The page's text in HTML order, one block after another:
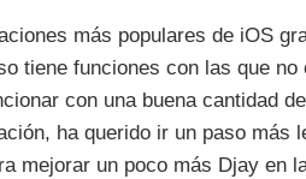
más populares de iOS
tiene funciones con las que
con una buena cantidad
ha querido ir un paso más
mejorar un poco más Djay en